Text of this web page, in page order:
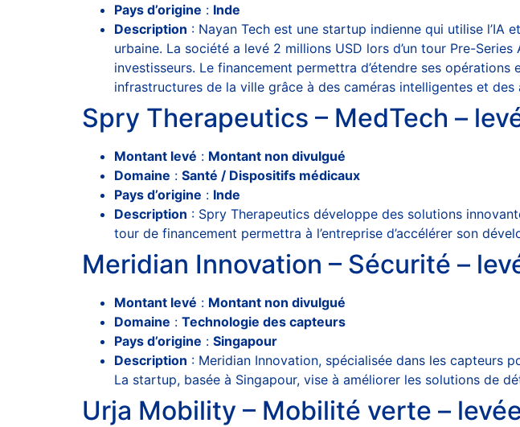
Pays d’origine : Inde
Description : Nayan Tech est une startup indienne qui utilise l’IA
urbaine. La société a levé 2 millions USD lors d’un tour Pre-Series
investisseurs. Le financement permettra d’étendre ses
infrastructures de la ville grâce à des caméras intelligentes et des
Spry Therapeutics – MedTech –
Montant levé : Montant non divulgué
Domaine : Santé / Dispositifs médicaux
Pays d’origine : Inde
Description : Spry Therapeutics développe des solutions
tour de financement permettra à l’entreprise d’accélérer son
Meridian Innovation – Sécurité –
Montant levé : Montant non divulgué
Domaine : Technologie des capteurs
Pays d’origine : Singapour
Description : Meridian Innovation, spécialisée dans les capteurs
La startup, basée à Singapour, vise à améliorer les solutions de
Urja Mobility – Mobilité verte –